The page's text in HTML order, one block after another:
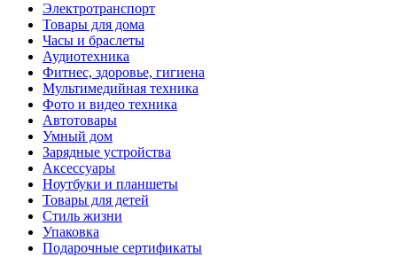
Электротранспорт
Товары для дома
Часы и браслеты
Аудиотехника
Фитнес, здоровье, гигиена
Мультимедийная техника
Фото и видео техника
Автотовары
Умный дом
Зарядные устройства
Аксессуары
Ноутбуки и планшеты
Товары для детей
Стиль жизни
Упаковка
Подарочные сертификаты